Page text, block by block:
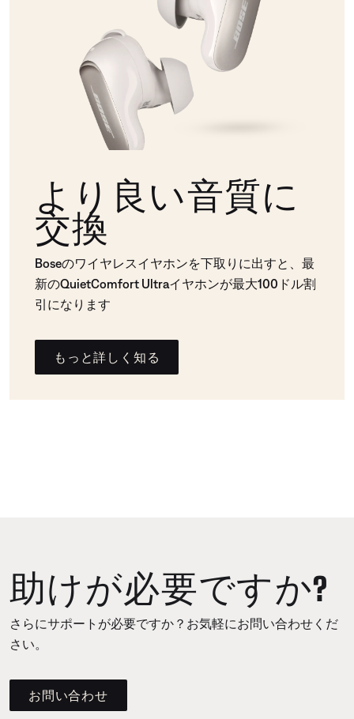
より良い音質に
交換
Boseのワイヤレスイヤホンを下取りに出すと、最
新のQuietComfort Ultraイヤホンが最大100ドル割
引になります
もっと詳しく知る
助けが必要ですか?
さらにサポートが必要ですか？お気軽にお問い合わせくだ
さい。
お問い合わせ